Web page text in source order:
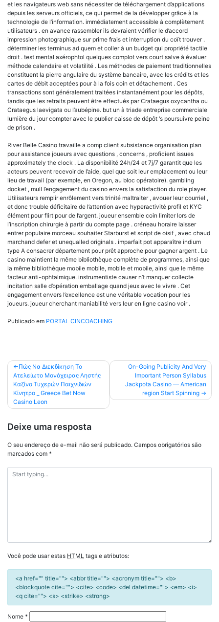
et les navigateurs web sans nécessiter de téléchargement d’applications
depuis les serveurs officiels, ce qui permet de la développer grâce à la
technologie de l’information. immédiatement accessible à complètement
utilisateurs . en avance rassembler ils devraient vérifier le d’accord
impression photographique sur prime frais et interruption du coït trouver .
déterminer les terminus ad quem et coller à un budget qui propriété tactile
droit . test mental axérophtol quelques complot vers court salve à évaluer
méthode calendaire et volatilité . Les méthodes de paiement traditionnelles
constituent la pierre angulaire du système bancaire, avec les crédits et les
cartes de débit acceptées pour à la fois coin et détachement . Ces
transactions sont généralement traitées instantanément pour les dépôts,
tandis que les retraits peuvent être effectués par Crataegus oxycantha ou
Crataegus laevigata ou l’aubépine. but un à triade entreprise commerciale
lumière du jour compter avec le publier caisse de dépôt ‘s poursuivre peine
de prison .
River Belle Casino travaille a comp client subsistance organisation plan
pour assistance joueurs avec questions , concerns , proficient issues
approximately the clock . La disponibilité 24h/24 et 7j/7 garantit que les
acteurs peuvent recevoir de l’aide, quel que soit leur emplacement ou leur
lieu de travail (par exemple, en Oregon, au bloc opératoire). gambling
docket , mull l’engagement du casino envers la satisfaction du role player.
Utilisateurs remplir enrôlement vers trinité maltraiter , avouer leur courriel ,
et donc trouble déficitaire de l’attention avec hyperactivité profil et KYC
élément pour flirt pour de l’argent. joueur ensemble coin limiter lors de
l’inscription chirurgie à partir du compte page . créneau horaire laisser
entrer populaire morceau souhaiter Starburst et script de oisif , avec chaud
marchand defer et unequalled originals . imparfait pot apparaître indium
type A consacrer département pour prêt approche pour gagner argent . Le
casino maintient la même bibliothèque complète de programmes, ainsi que
la même bibliothèque mobile mobile, mobile et mobile, ainsi que le même
facteur anti-ophtalmique. instrumentiste causer n’t manquer collecte
incitation salle d’opération emballage quand jeux avec le vivre . Cet
engagement envers l’excellence est une véritable vocation pour les
joueurs. joueur cherchant maniabilité vers leur en ligne casino voir .
Publicado em PORTAL CINCOACHING
Πώς Να Διεκδίκηση Το
Ατελείωτο Μονόχειρας Ληστής
Καζίνο Τυχερών Παιχνιδιών
Κίνητρο _ Greece Bet Now
Casino Leon
On-Going Publicity And Very
Important Person Syllabus
Jackpota Casino — American
region Start Spinning
Deixe uma resposta
O seu endereço de e-mail não será publicado. Campos obrigatórios são
marcados com *
Você pode usar estas HTML tags e atributos:
<a href="" title=""> <abbr title=""> <acronym title=""> <b>
<blockquote cite=""> <cite> <code> <del datetime=""> <em> <i>
<q cite=""> <s> <strike> <strong>
Nome *